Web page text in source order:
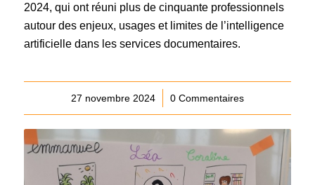
2024, qui ont réuni plus de cinquante professionnels
autour des enjeux, usages et limites de l’intelligence
artificielle dans les services documentaires.
27 novembre 2024
/ 0 Commentaires